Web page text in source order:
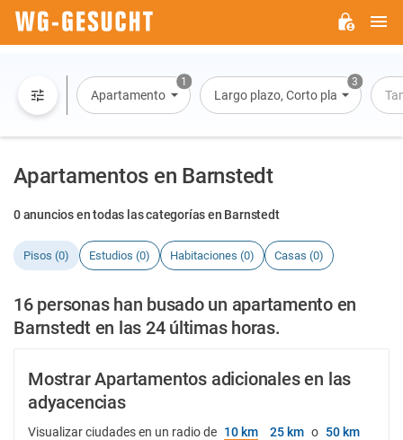
1
Apartamento
3
Largo plazo, Corto plazo, Alquiler
Apartamentos en Barnstedt
0 anuncios en todas las categorías en Barnstedt
Pisos (0) Estudios (0) Habitaciones (0) Casas (0)
16 personas han busado un apartamento en
Barnstedt en las 24 últimas horas.
Mostrar Apartamentos adicionales en las
adyacencias
Visualizar ciudades en un radio de 10 km 25 km o 50 km